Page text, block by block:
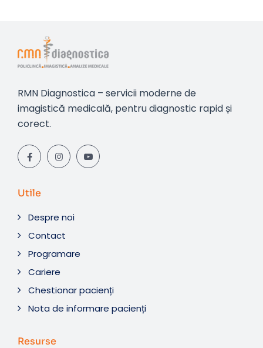
RMN Diagnostica – servicii moderne de
imagistică medicală, pentru diagnostic rapid și
corect.
Utile
Despre noi
Contact
Programare
Cariere
Chestionar pacienți
Nota de informare pacienți
Resurse